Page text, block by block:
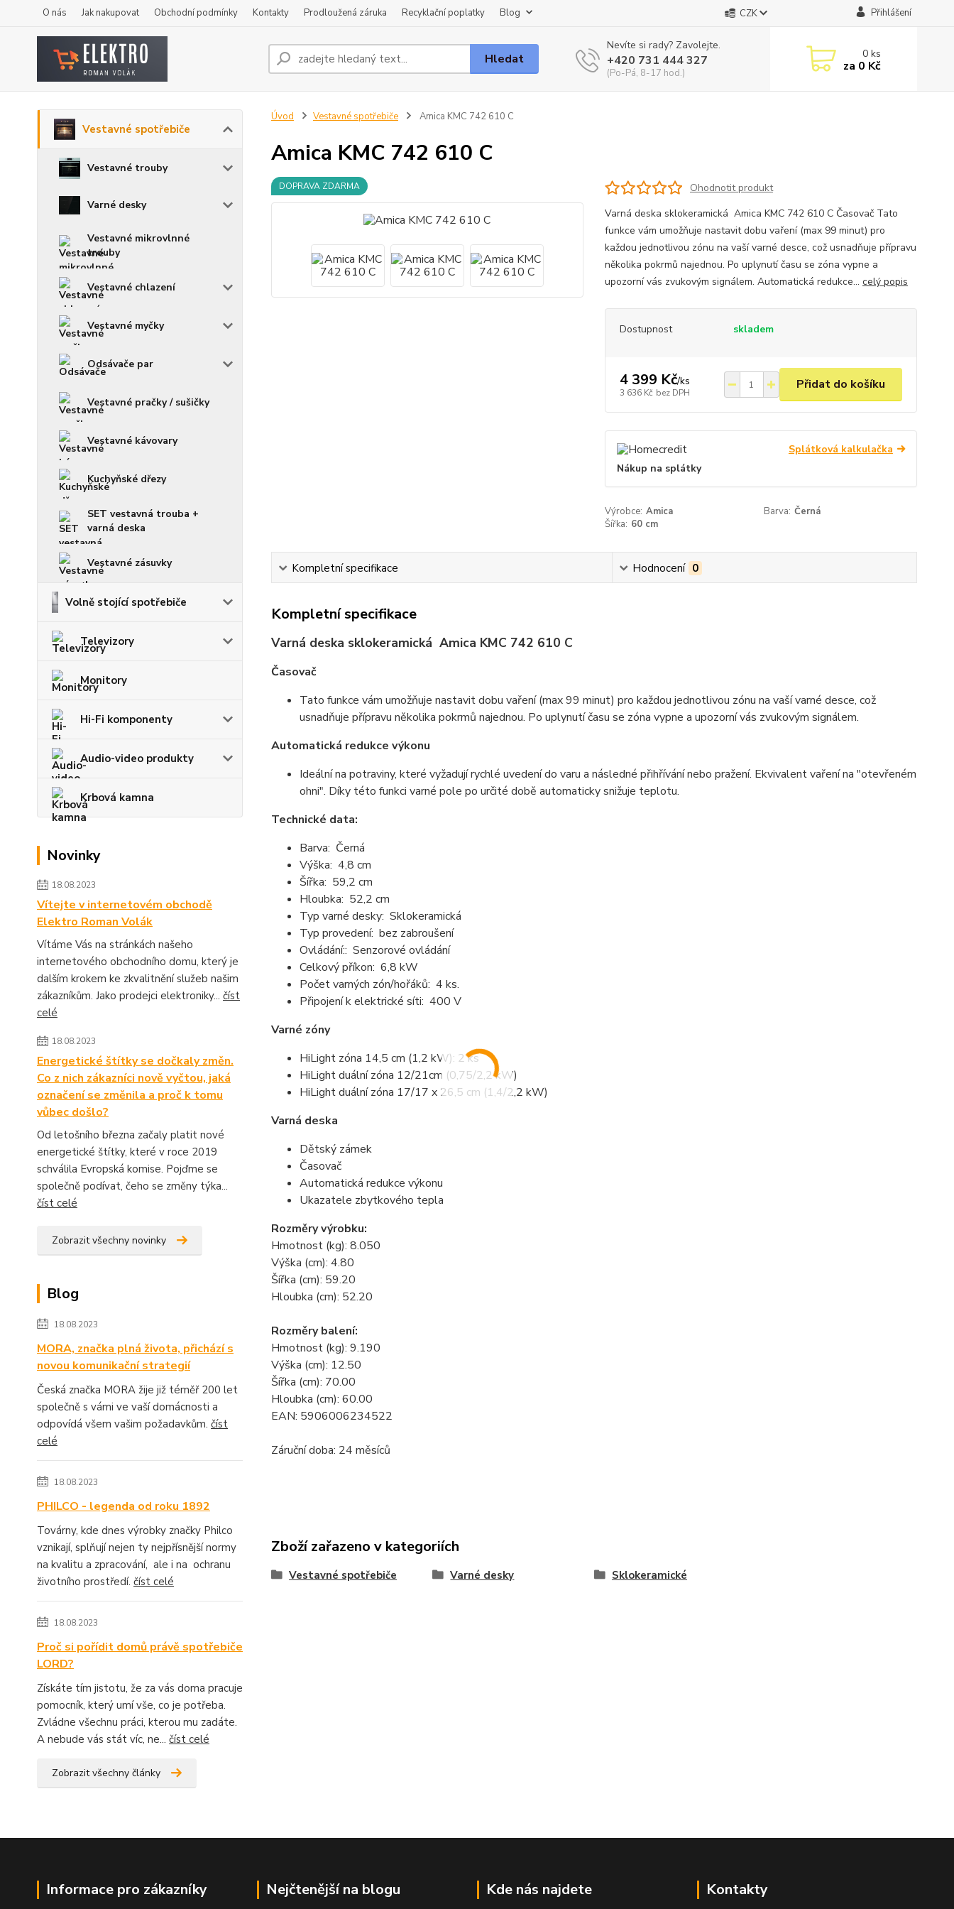
O nás Jak nakupovat Obchodní podmínky Kontakty Prodloužená záruka Recyklační poplatky Blog CZK Přihlášení
Hledat
Nevíte si rady? Zavolejte.
+420 731 444 327
(Po-Pá, 8-17 hod.)
0ks
za 0 Kč
Vestavné spotřebiče
Vestavné trouby
Varné desky
Vestavné mikrovlnné
trouby
Vestavné chlazení
Vestavné myčky
Odsávače par
Vestavné pračky / sušičky
Vestavné kávovary
Kuchyňské dřezy
SET vestavná trouba +
varná deska
Vestavné zásuvky
Volně stojící spotřebiče
Televizory
Monitory
Hi-Fi komponenty
Audio-video produkty
Krbová kamna
Novinky
18.08.2023
Vítejte v internetovém obchodě
Elektro Roman Volák
Vítáme Vás na stránkách našeho
internetového obchodního domu, který je
dalším krokem ke zkvalitnění služeb našim
zákazníkům. Jako prodejci elektroniky... číst
celé
18.08.2023
Energetické štítky se dočkaly změn.
Co z nich zákazníci nově vyčtou, jaká
označení se změnila a proč k tomu
vůbec došlo?
Od letošního března začaly platit nové
energetické štítky, které v roce 2019
schválila Evropská komise. Pojďme se
společně podívat, čeho se změny týka...
číst celé
Zobrazit všechny novinky
Blog
18.08.2023
MORA, značka plná života, přichází s
novou komunikační strategií
Česká značka MORA žije již téměř 200 let
společně s vámi ve vaší domácnosti a
odpovídá všem vašim požadavkům. číst
celé
18.08.2023
PHILCO - legenda od roku 1892
Továrny, kde dnes výrobky značky Philco
vznikají, splňují nejen ty nejpřísnější normy
na kvalitu a zpracování, ale i na ochranu
životního prostředí. číst celé
18.08.2023
Proč si pořídit domů právě spotřebiče
LORD?
Získáte tím jistotu, že za vás doma pracuje
pomocník, který umí vše, co je potřeba.
Zvládne všechnu práci, kterou mu zadáte.
A nebude vás stát víc, ne... číst celé
Zobrazit všechny články
Úvod Vestavné spotřebiče Amica KMC 742 610 C
Amica KMC 742 610 C
DOPRAVA ZDARMA
Ohodnotit produkt
Varná deska sklokeramická Amica KMC 742 610 C Časovač Tato
funkce vám umožňuje nastavit dobu vaření (max 99 minut) pro
každou jednotlivou zónu na vaší varné desce, což usnadňuje přípravu
několika pokrmů najednou. Po uplynutí času se zóna vypne a
upozorní vás zvukovým signálem. Automatická redukce... celý popis
Dostupnost skladem
4 399 Kč/ks
3 636 Kč bez DPH
Přidat do košíku
Splátková kalkulačka
Nákup na splátky
Výrobce: Amica Barva: Černá
Šířka: 60 cm
Kompletní specifikace Hodnocení 0
Kompletní specifikace
Varná deska sklokeramická Amica KMC 742 610 C
Časovač
Tato funkce vám umožňuje nastavit dobu vaření (max 99 minut) pro každou jednotlivou zónu na vaší varné desce, což
usnadňuje přípravu několika pokrmů najednou. Po uplynutí času se zóna vypne a upozorní vás zvukovým signálem.
Automatická redukce výkonu
Ideální na potraviny, které vyžadují rychlé uvedení do varu a následné přihřívání nebo pražení. Ekvivalent vaření na "otevřeném
ohni". Díky této funkci varné pole po určité době automaticky snižuje teplotu.
Technické data:
Barva: Černá
Výška: 4,8 cm
Šířka: 59,2 cm
Hloubka: 52,2 cm
Typ varné desky: Sklokeramická
Typ provedení: bez zabroušení
Ovládání:: Senzorové ovládání
Celkový příkon: 6,8 kW
Počet varných zón/hořáků: 4 ks.
Připojení k elektrické síti: 400 V
Varné zóny
HiLight zóna 14,5 cm (1,2 kW): 2 ks
HiLight duální zóna 12/21cm (0,75/2,2 kW)
HiLight duální zóna 17/17 x 26,5 cm (1,4/2,2 kW)
Varná deska
Dětský zámek
Časovač
Automatická redukce výkonu
Ukazatele zbytkového tepla
Rozměry výrobku:
Hmotnost (kg): 8.050
Výška (cm): 4.80
Šířka (cm): 59.20
Hloubka (cm): 52.20
Rozměry balení:
Hmotnost (kg): 9.190
Výška (cm): 12.50
Šířka (cm): 70.00
Hloubka (cm): 60.00
EAN: 5906006234522
Záruční doba: 24 měsíců
Zboží zařazeno v kategoriích
Vestavné spotřebiče Varné desky Sklokeramické
Informace pro zákazníky Nejčtenější na blogu Kde nás najdete Kontakty